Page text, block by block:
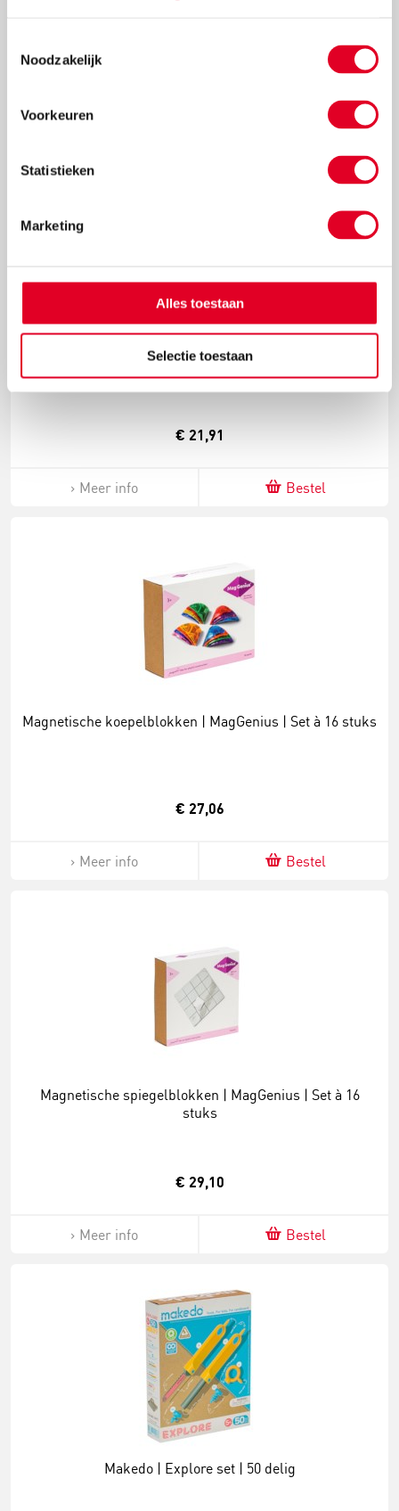
Noodzakelijk
Voorkeuren
Statistieken
Marketing
Alles toestaan
Selectie toestaan
Meer info
Magnetische bouwblokken zeshoekig | MagGenius | Set à
8 stuks
€ 21,91
Meer info Bestel
Magnetische koepelblokken | MagGenius | Set à 16 stuks
€ 27,06
Meer info Bestel
Magnetische spiegelblokken | MagGenius | Set à 16
stuks
€ 29,10
Meer info Bestel
Makedo | Explore set | 50 delig